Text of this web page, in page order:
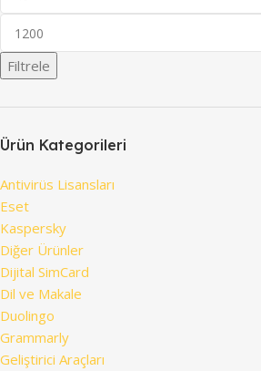
Filtrele
Ürün Kategorileri
Antivirüs Lisansları
Eset
Kaspersky
Diğer Ürünler
Dijital SimCard
Dil ve Makale
Duolingo
Grammarly
Geliştirici Araçları